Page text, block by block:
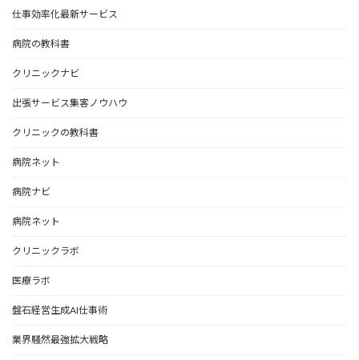
仕事効率化最新サービス
病院の教科書
クリニックナビ
出張サービス集客ノウハウ
クリニックの教科書
病院ネット
病院ナビ
病院ネット
クリニックラボ
医療ラボ
盤石経営生成AI仕事術
業界騒然最強拡大戦略